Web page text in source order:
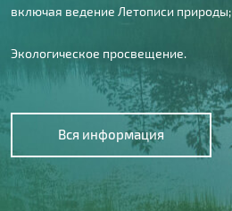
включая ведение Летописи природы;
Экологическое просвещение.
Вся информация